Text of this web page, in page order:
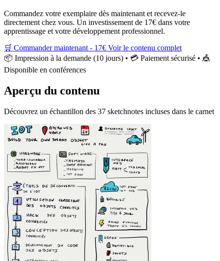
Commandez votre exemplaire dès maintenant et recevez-le
directement chez vous. Un investissement de 17€ dans votre
apprentissage et votre développement professionnel.
🛒 Commander maintenant - 17€ Voir le contenu complet
📦 Impression à la demande (10 jours) • 💳 Paiement sécurisé • 🎪
Disponible en conférences
Aperçu du contenu
Découvrez un échantillon des 37 sketchnotes incluses dans le carnet